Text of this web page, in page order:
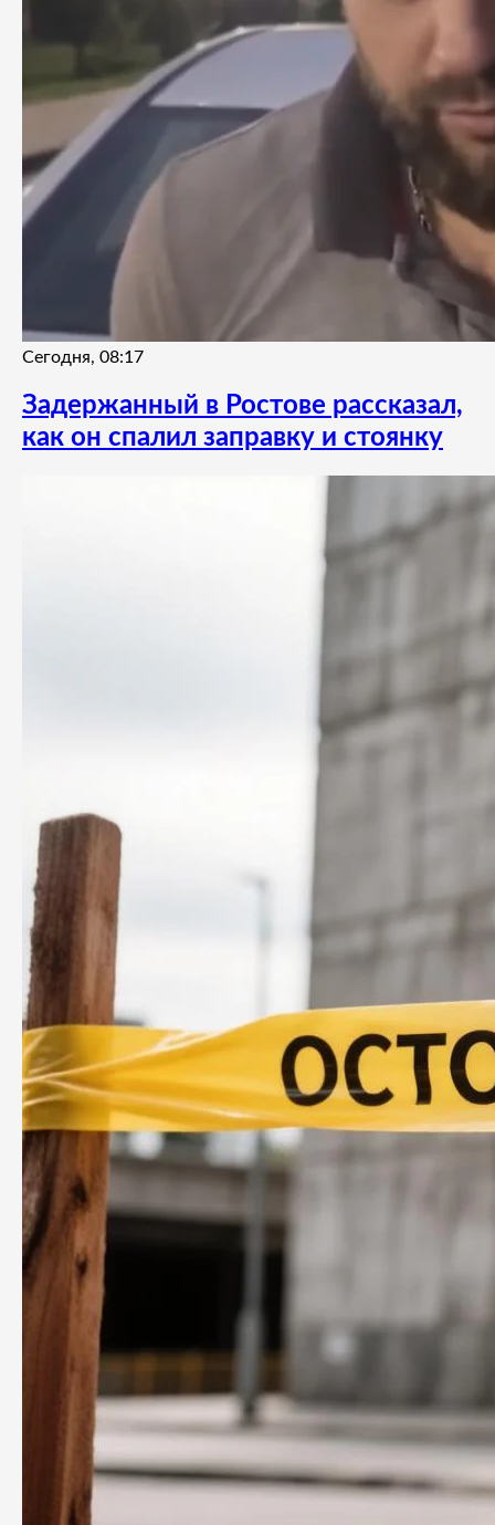
Сегодня, 08:17
Задержанный в Ростове рассказал,
как он спалил заправку и стоянку